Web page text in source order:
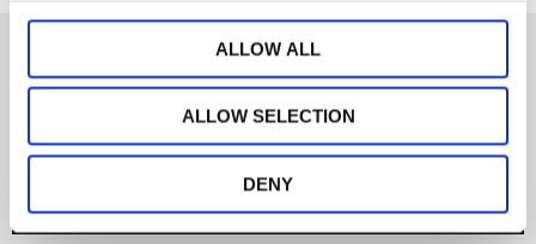
ALLOW ALL
ALLOW SELECTION
DENY
Nyhetsbrev
PRENUMERERA